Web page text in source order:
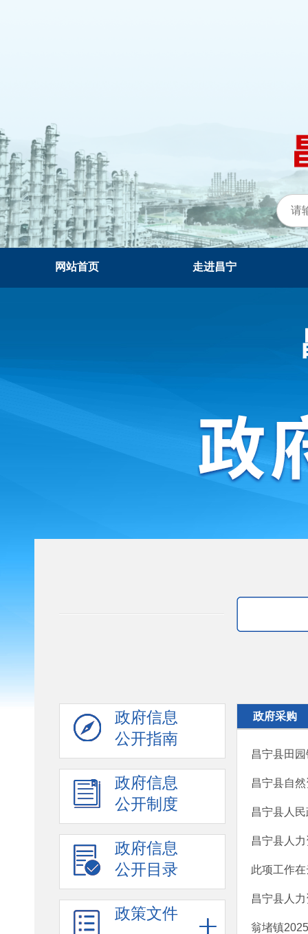
网站首页 走进昌宁
政府信息
公开指南
政府信息
公开制度
政府信息
公开目录
政策文件
政府采购
昌宁县田
昌宁县自
昌宁县人
昌宁县人
此项工作
昌宁县人
翁堵镇